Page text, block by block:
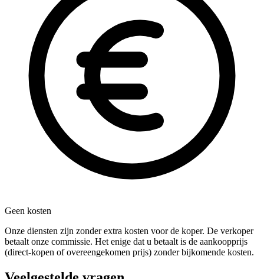
Geen kosten
Onze diensten zijn zonder extra kosten voor de koper. De verkoper
betaalt onze commissie. Het enige dat u betaalt is de aankoopprijs
(direct-kopen of overeengekomen prijs) zonder bijkomende kosten.